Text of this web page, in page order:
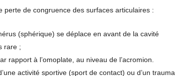
perte de congruence des surfaces articulaires :
(sphérique) se déplace en avant de la cavité
rare ;
rapport à l’omoplate, au niveau de l’acromion.
activité sportive (sport de contact) ou d’un trauma